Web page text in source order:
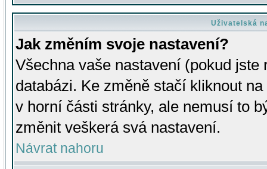
Uživatelská
Jak změním svoje nastavení?
Všechna vaše nastavení (pokud
databázi. Ke změně stačí kliknout
v horní části stránky, ale nemusí to
změnit veškerá svá nastavení.
Návrat nahoru